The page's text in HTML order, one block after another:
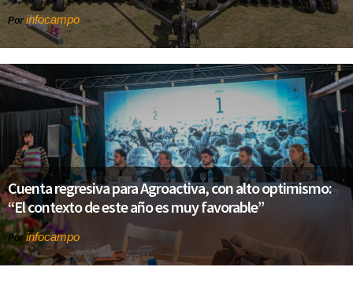
Por infocampo
Cuenta regresiva para Agroactiva, con alto optimismo:
“El contexto de este año es muy favorable”
Por infocampo